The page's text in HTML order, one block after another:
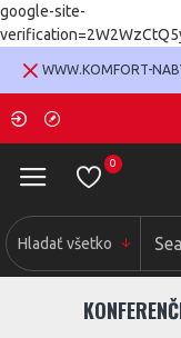
google-site-
WWW.KOMFORT-
0
Hladať všetko